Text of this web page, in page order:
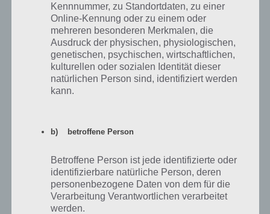
Kalender (Montag
Meeting – Treffen Terminplaner
schwarze Tore –
Schäfer mit Schafen Torhüter
schwarzes Auto Pfanne mit Essen
Wagenheber
Magier – Zaubertrick
Bildkombo Level 8 Lösung als Video
Abschließend haben wir noch die Bildkombo Level 8 Lösung als
Video für dich. In diesem kannst du alle Lösungen nochmal
anschauen. Dabei siehst du nicht nur die Antworten, sondern auch
Kennnummer, zu Standortdaten, zu einer
Online-Kennung oder zu einem oder
mehreren besonderen Merkmalen, die
Ausdruck der physischen, physiologischen,
genetischen, psychischen, wirtschaftlichen,
kulturellen oder sozialen Identität dieser
natürlichen Person sind, identifiziert werden
kann.
b) betroffene Person
Betroffene Person ist jede identifizierte oder
identifizierbare natürliche Person, deren
personenbezogene Daten von dem für die
Verarbeitung Verantwortlichen verarbeitet
werden.